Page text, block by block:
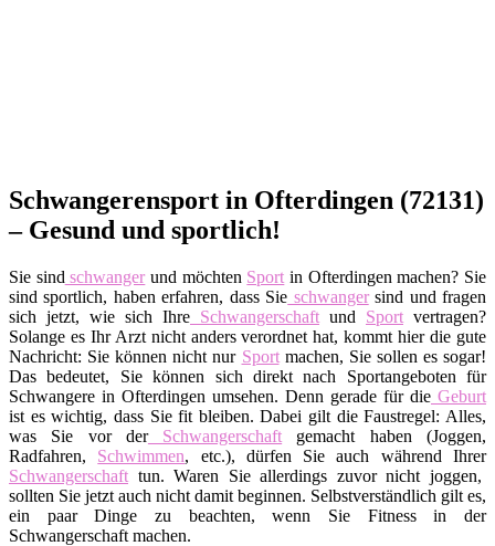
Schwangerensport in Ofterdingen (72131)
– Gesund und sportlich!
Sie sind schwangerund möchten Sport in Ofterdingen machen? Sie
sind sportlich, haben erfahren, dass Sie schwangersind und fragen
sich jetzt, wie sich Ihre Schwangerschaft und Sport vertragen?
Solange es Ihr Arzt nicht anders verordnet hat, kommt hier die gute
Nachricht: Sie können nicht nur Sportmachen, Sie sollen es sogar!
Das bedeutet, Sie können sich direkt nach Sportangeboten für
Schwangere in Ofterdingen umsehen. Denn gerade für die Geburt
ist es wichtig, dass Sie fit bleiben. Dabei gilt die Faustregel: Alles,
was Sie vor derSchwangerschaft gemacht haben (Joggen,
Radfahren, Schwimmen, etc.), dürfen Sie auch während Ihrer
Schwangerschaft tun. Waren Sie allerdings zuvor nicht joggen,
sollten Sie jetzt auch nicht damit beginnen. Selbstverständlich gilt es,
ein paar Dinge zu beachten, wenn Sie Fitness in der
Schwangerschaft machen.